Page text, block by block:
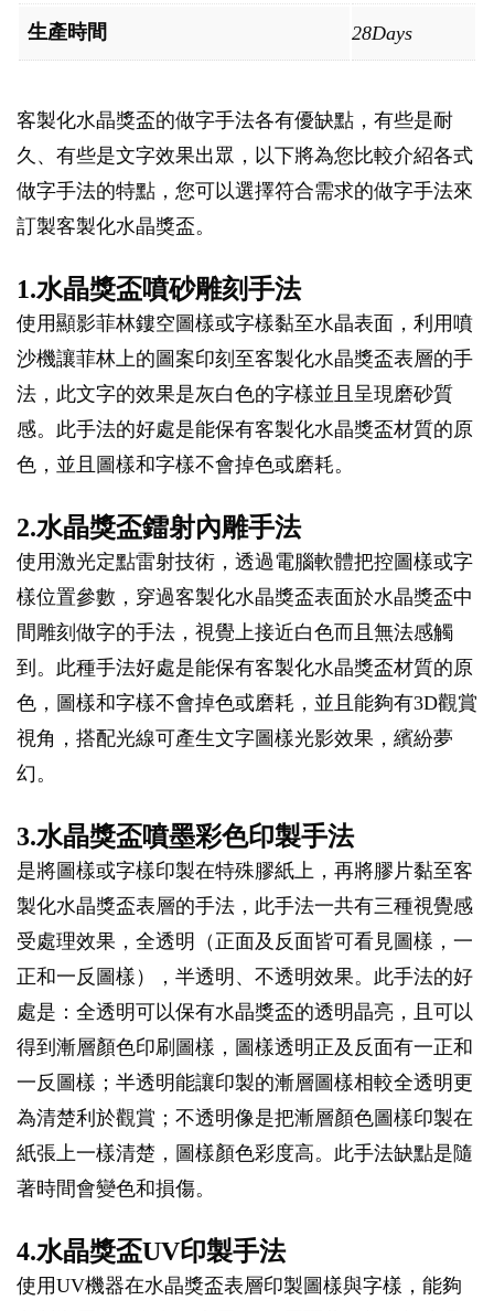
生產時間 28Days
客製化水晶獎盃的做字手法各有優缺點，有些是耐
久、有些是文字效果出眾，以下將為您比較介紹各式
做字手法的特點，您可以選擇符合需求的做字手法來
訂製客製化水晶獎盃。
1.水晶獎盃噴砂雕刻手法
使用顯影菲林鏤空圖樣或字樣黏至水晶表面，利用噴
沙機讓菲林上的圖案印刻至客製化水晶獎盃表層的手
法，此文字的效果是灰白色的字樣並且呈現磨砂質
感。此手法的好處是能保有客製化水晶獎盃材質的原
色，並且圖樣和字樣不會掉色或磨耗。
2.水晶獎盃鐳射內雕手法
使用激光定點雷射技術，透過電腦軟體把控圖樣或字
樣位置參數，穿過客製化水晶獎盃表面於水晶獎盃中
間雕刻做字的手法，視覺上接近白色而且無法感觸
到。此種手法好處是能保有客製化水晶獎盃材質的原
色，圖樣和字樣不會掉色或磨耗，並且能夠有3D觀賞
視角，搭配光線可產生文字圖樣光影效果，繽紛夢
幻。
3.水晶獎盃噴墨彩色印製手法
是將圖樣或字樣印製在特殊膠紙上，再將膠片黏至客
製化水晶獎盃表層的手法，此手法一共有三種視覺感
受處理效果，全透明（正面及反面皆可看見圖樣，一
正和一反圖樣），半透明、不透明效果。此手法的好
處是：全透明可以保有水晶獎盃的透明晶亮，且可以
得到漸層顏色印刷圖樣，圖樣透明正及反面有一正和
一反圖樣；半透明能讓印製的漸層圖樣相較全透明更
為清楚利於觀賞；不透明像是把漸層顏色圖樣印製在
紙張上一樣清楚，圖樣顏色彩度高。此手法缺點是隨
著時間會變色和損傷。
4.水晶獎盃UV印製手法
使用UV機器在水晶獎盃表層印製圖樣與字樣，能夠